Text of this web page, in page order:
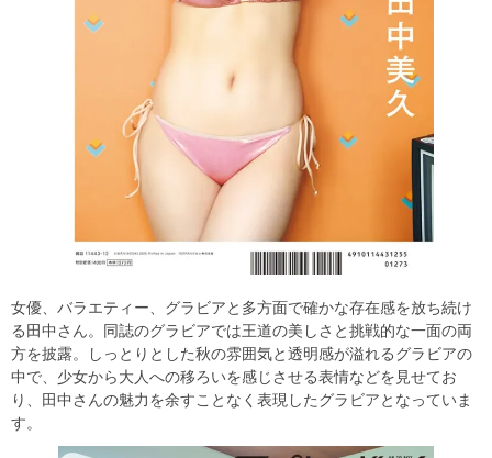
女優、バラエティー、グラビアと多方面で確かな存在感を放ち続け
る田中さん。同誌のグラビアでは王道の美しさと挑戦的な一面の両
方を披露。しっとりとした秋の雰囲気と透明感が溢れるグラビアの
中で、少女から大人への移ろいを感じさせる表情などを見せてお
り、田中さんの魅力を余すことなく表現したグラビアとなっていま
す。